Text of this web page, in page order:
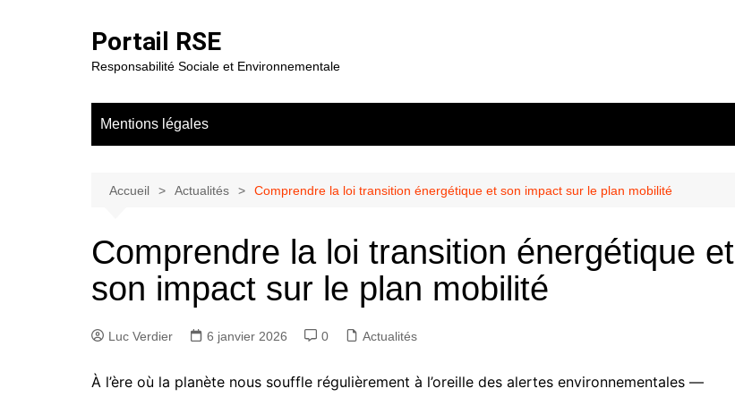
Portail RSE
Responsabilité Sociale et Environnementale
Mentions légales
Accueil Actualités Comprendre la loi transition énergétique et son impact sur le plan mobilité
Comprendre la loi transition énergétique et
son impact sur le plan mobilité
Luc Verdier 6 janvier 2026 0 Actualités
À l’ère où la planète nous souffle régulièrement à l’oreille des alertes environnementales —